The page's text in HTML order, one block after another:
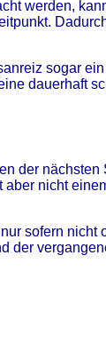
werden,
sogar
dauerhaft
der nächsten
nicht
sofern nicht
der